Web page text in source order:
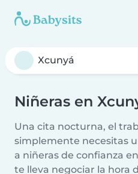
Niñeras en
Una cita nocturna, el
simplemente necesitas
a niñeras de confianza
te lleva negociar la hora